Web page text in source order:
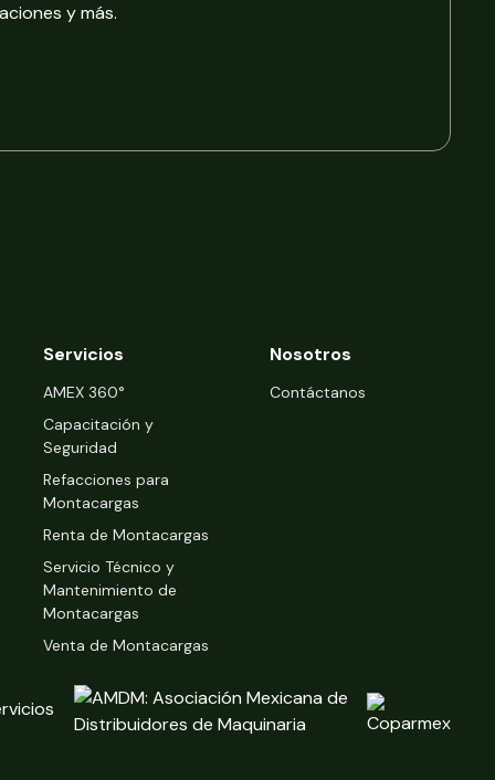
y más.
Servicios
‍AMEX 360°
Capacitación y
Seguridad
Refacciones para
Montacargas
Renta de Montacargas
Servicio Técnico y
Mantenimiento de
Montacargas
Venta de Montacargas
Nosotros
Contáctanos